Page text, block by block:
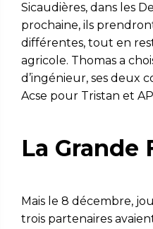
Sicaudières, dans les
prochaine, ils
différentes, tout en
agricole. Thomas a
d’ingénieur, ses deux
Acse pour Tristan et
La Grande
Mais le 8 décembre,
trois partenaires